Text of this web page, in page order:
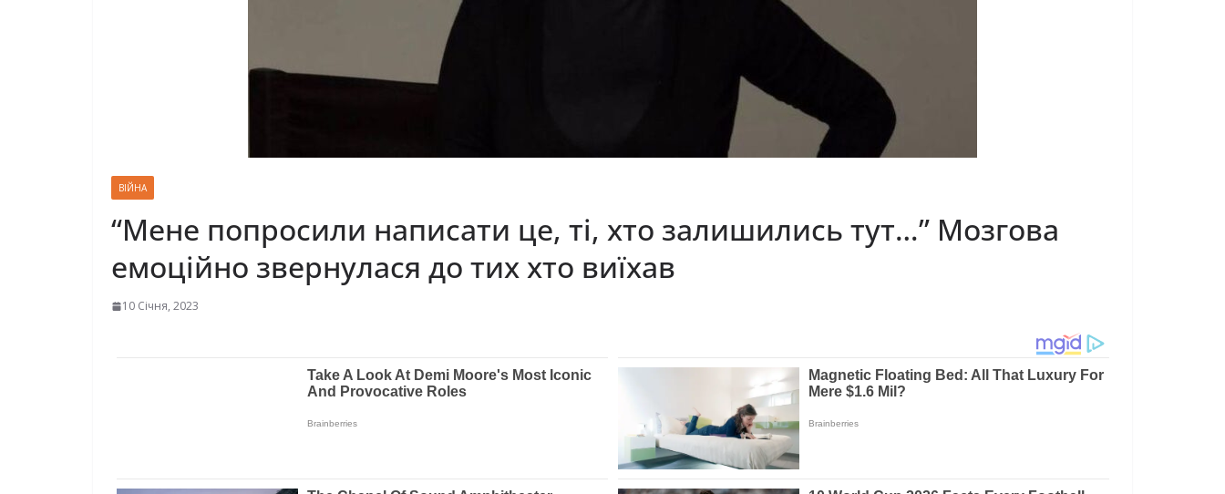
ВІЙНА
“Мене попросили написати це, ті, хто залишились тут…” Мозгова
емоційно звернулася до тих хто виїхав
10 Січня, 2023